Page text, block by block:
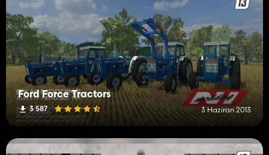
Ford Force Tractors
3 587 3 Haziran 2013